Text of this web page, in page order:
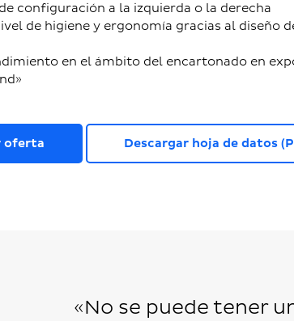
configuración a la izquierda o la derecha
de higiene y ergonomía gracias al diseño
en el ámbito del encartonado en
oferta Descargar hoja de datos
«No se puede tener